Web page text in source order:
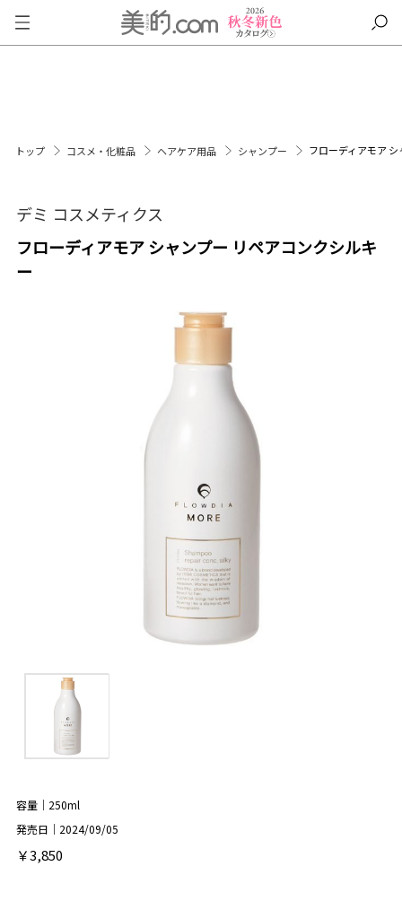
トップ コスメ・化粧品 ヘアケア用品 シャンプー フローディアモア
デミ コスメティクス
フローディアモア シャンプー リペアコンクシルキ
ー
容量｜250ml
発売日｜2024/09/05
￥3,850